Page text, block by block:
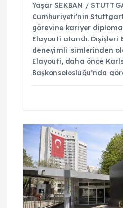
Yaşar SEKBAN /
Cumhuriyeti’nin
görevine kariyer
Elayouti atandı. Dışişleri
deneyimli isimlerinden
Elayouti, daha önce
Başkonsolosluğu’nda